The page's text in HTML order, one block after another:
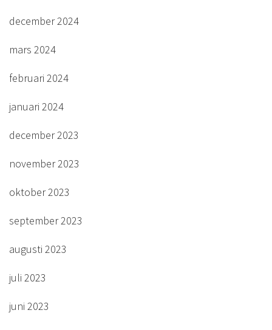
december 2024
mars 2024
februari 2024
januari 2024
december 2023
november 2023
oktober 2023
september 2023
augusti 2023
juli 2023
juni 2023